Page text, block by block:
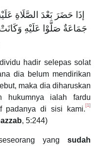
إذَا حَضَرَ بَعْدَ الصَّلَاةِ
جَمَاعَةٌ صَلَّوْا عَلَيْهِ
hadir selepas solat
dia belum mendirikan
maka dia diharuskan
hukumnya ialah fardu
padanya di sisi kami.[1]
, 5:244)
yang sudah